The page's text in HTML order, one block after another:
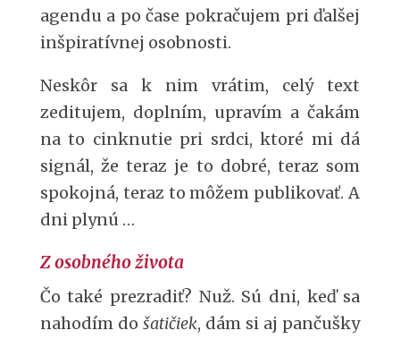
agendu a po čase pokračujem pri ďalšej
inšpiratívnej osobnosti.
Neskôr sa k nim vrátim, celý text
zeditujem, doplním, upravím a čakám
na to cinknutie pri srdci, ktoré mi dá
signál, že teraz je to dobré, teraz som
spokojná, teraz to môžem publikovať. A
dni plynú …
Z osobného života
Čo také prezradiť? Nuž. Sú dni, keď sa
nahodím do šatičiek, dám si aj pančušky